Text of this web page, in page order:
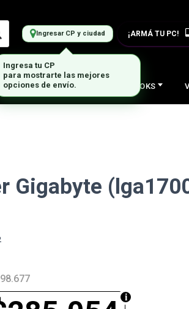
Ingresar CP y ciudad ¡ARMÁ TU PC!
PERIFERICOS NOTEBOOKS
Gigabyte
Ingresa tu CP
para mostrarte las mejores
opciones de envío.